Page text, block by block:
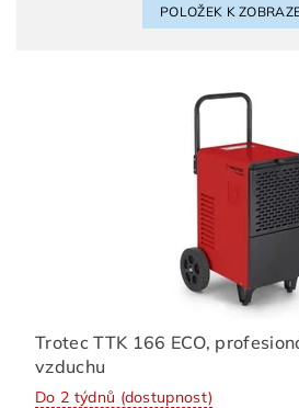
POLOŽEK K
Trotec TTK 166 ECO,
vzduchu
Do 2 týdnů (dostupnost)